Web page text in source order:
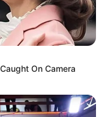
On Camera